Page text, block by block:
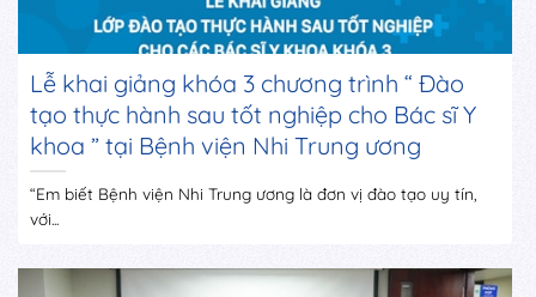
Lễ khai giảng khóa 3 chương trình “ Đào
tạo thực hành sau tốt nghiệp cho Bác sĩ Y
khoa ” tại Bệnh viện Nhi Trung ương
“Em biết Bệnh viện Nhi Trung ương là đơn vị đào tạo uy tín,
với...